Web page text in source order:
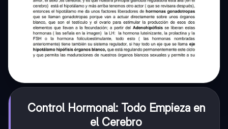
Control Hormonal: Todo Empieza en
el Cerebro